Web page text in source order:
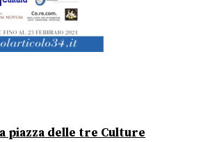
piazza delle tre Culture